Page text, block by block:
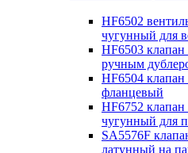
HF6502
чугунный для
HF6503
ручным
HF6504
фланцевый
HF6752
чугунный для
SA5576F
латунный на